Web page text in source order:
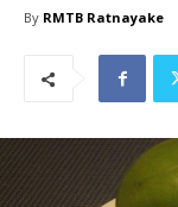
By RMTB Ratnayake